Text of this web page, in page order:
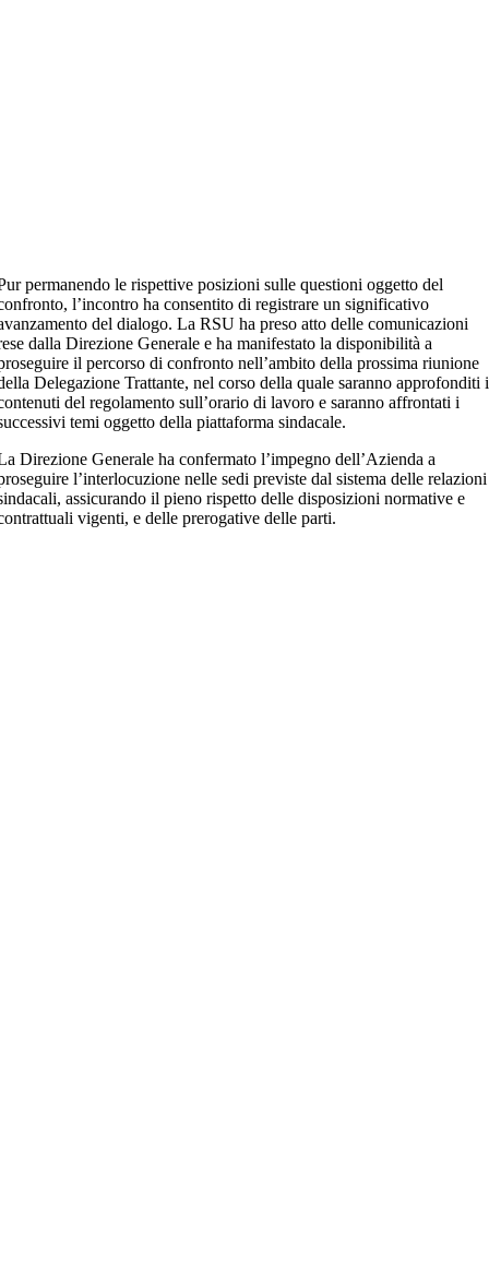
permanendo le rispettive posizioni sulle questioni oggetto del
l’incontro ha consentito di registrare un significativo
del dialogo. La RSU ha preso atto delle comunicazioni
dalla Direzione Generale e ha manifestato la disponibilità a
il percorso di confronto nell’ambito della prossima riunione
Delegazione Trattante, nel corso della quale saranno approfonditi i
del regolamento sull’orario di lavoro e saranno affrontati i
temi oggetto della piattaforma sindacale.
Direzione Generale ha confermato l’impegno dell’Azienda a
l’interlocuzione nelle sedi previste dal sistema delle relazioni
assicurando il pieno rispetto delle disposizioni normative e
vigenti, e delle prerogative delle parti.